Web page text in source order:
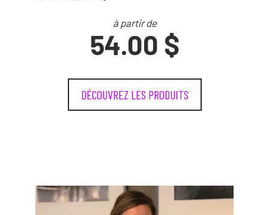
à partir de
54.00 $
DÉCOUVREZ LES PRODUITS